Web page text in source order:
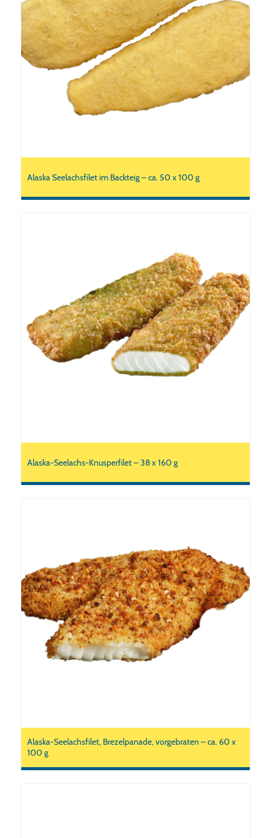
Alaska Seelachsfilet im Backteig – ca. 50 x 100 g
Alaska-Seelachs-Knusperfilet – 38 x 160 g
Alaska-Seelachsfilet, Brezelpanade, vorgebraten – ca. 60 x
100 g